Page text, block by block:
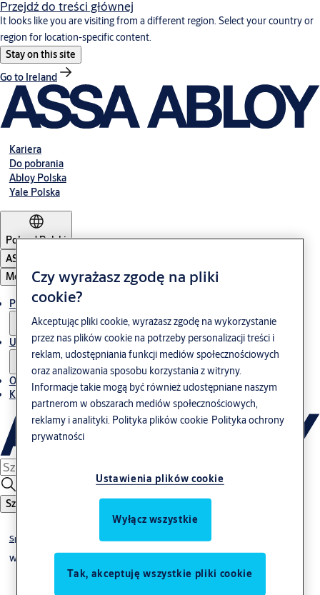
Przejdź do treści głównej
It looks like you are visiting from a different region. Select your country or
region for location-specific content.
Stay on this site
Go to Ireland
Kariera
Do pobrania
Abloy Polska
Yale Polska
Poland·Polski
ASSA ABLOY Group
Menu
Produkty i rozwiązania
Usługi
O nas
Kontakt
Szukaj
Specjalne
Wodoodporne 118W
Czy wyrażasz zgodę na pliki
cookie?
Akceptując pliki cookie, wyrażasz zgodę na wykorzystanie
przez nas plików cookie na potrzeby personalizacji treści i
reklam, udostępniania funkcji mediów społecznościowych
oraz analizowania sposobu korzystania z witryny.
Informacje takie mogą być również udostępniane naszym
partnerom w obszarach mediów społecznościowych,
reklamy i analityki. Polityka plików cookie Polityka ochrony
prywatności
Ustawienia plików cookie
Wyłącz wszystkie
Tak, akceptuję wszystkie pliki cookie